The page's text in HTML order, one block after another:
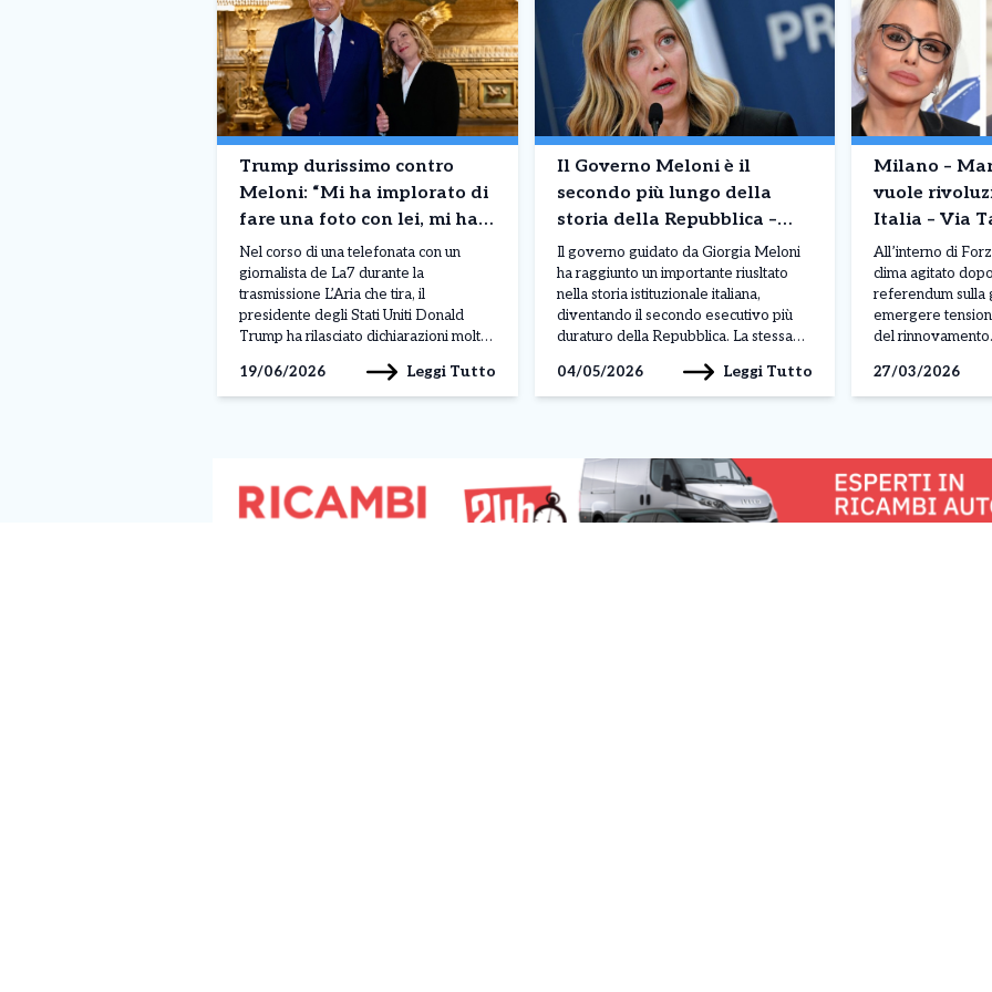
Trump durissimo contro
Meloni: “Mi ha implorato di
fare una foto con lei, mi ha
fatto pena’”. La replica
Nel corso di una telefonata con un
giornalista de La7 durante la
trasmissione L’Aria che tira, il
presidente degli Stati Uniti Donald
Trump ha rilasciato dichiarazioni molto
Consiglio italiana Giorgia Meloni,
facendo riferimento a un incontro
19/06/2026 Leggi Tutto
Il Governo Meloni è il
secondo più lungo della
storia della Repubblica –
Superati Craxi e Berlusconi
Il governo guidato da Giorgia Meloni
ha raggiunto un importante riusltato
nella storia istituzionale italiana,
diventando il secondo esecutivo più
duraturo della Repubblica. La stessa
ricordando: “Da oggi il governo che ho
l’onore di guidare diventa il secondo
atteggiamento: “Non […]
04/05/2026 Leggi Tutto
Milano –
vuole
Italia – Via
Gasparri,
nuovi
All’interno di
clima agitato
referendum sulla
emergere
del
Maurizio
Senato hanno
segnale evidente
mantenere […]
27/03/2026